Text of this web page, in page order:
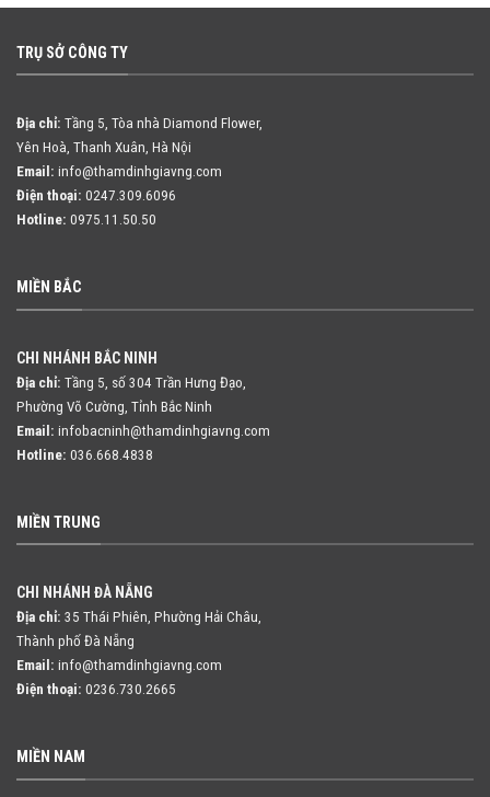
TRỤ SỞ CÔNG TY
Địa chỉ: Tầng 5, Tòa nhà Diamond Flower,
Yên Hoà, Thanh Xuân, Hà Nội
Email: info@thamdinhgiavng.com
Điện thoại: 0247.309.6096
Hotline: 0975.11.50.50
MIỀN BẮC
CHI NHÁNH BẮC NINH
Địa chỉ: Tầng 5, số 304 Trần Hưng Đạo,
Phường Võ Cường, Tỉnh Bắc Ninh
Email: infobacninh@thamdinhgiavng.com
Hotline: 036.668.4838
MIỀN TRUNG
CHI NHÁNH ĐÀ NẴNG
Địa chỉ: 35 Thái Phiên, Phường Hải Châu,
Thành phố Đà Nẵng
Email: info@thamdinhgiavng.com
Điện thoại: 0236.730.2665
MIỀN NAM